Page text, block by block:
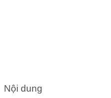
Nội dung